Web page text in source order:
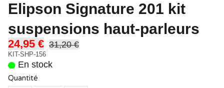
Elipson Signature 201 kit
suspensions haut-parleurs
24,95 € 31,20 €
KIT-SHP-156
En stock
Quantité